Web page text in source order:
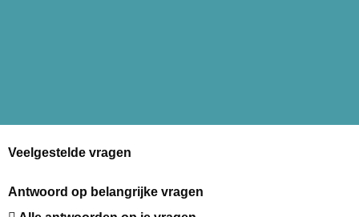
Veelgestelde vragen
Antwoord op belangrijke vragen